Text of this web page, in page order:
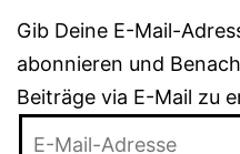
Gib Deine E-Mail-
abonnieren und
Beiträge via E-Mail zu